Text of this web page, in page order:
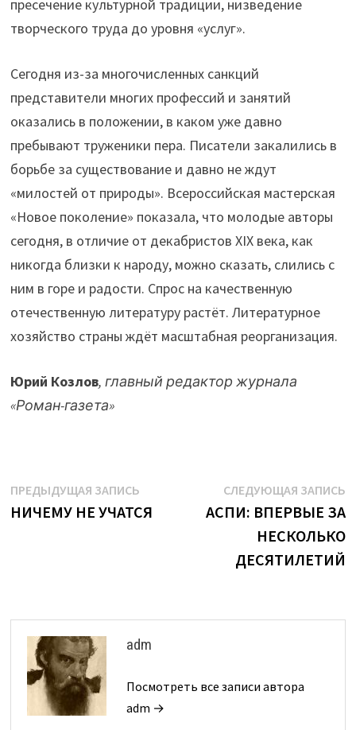
пресечение культурной традиции, низведение
творческого труда до уровня «услуг».
Сегодня из-за многочисленных санкций
представители многих профессий и занятий
оказались в положении, в каком уже давно
пребывают труженики пера. Писатели закалились в
борьбе за существование и давно не ждут
«милостей от природы». Всероссийская мастерская
«Новое поколение» показала, что молодые авторы
сегодня, в отличие от декабристов XIX века, как
никогда близки к народу, можно сказать, слились с
ним в горе и радости. Спрос на качественную
отечественную литературу растёт. Литературное
хозяйство страны ждёт масштабная реорганизация.
Юрий Козлов, главный редактор журнала
«Роман-газета»
Навигация
по
ПРЕДЫДУЩАЯ ЗАПИСЬПредыдущая
запись:
НИЧЕМУ НЕ УЧАТСЯ
СЛЕДУЮЩАЯ ЗАПИСЬ
АСПИ: ВПЕРВЫЕ ЗА
НЕСКОЛЬКО
ДЕСЯТИЛЕТИЙ
adm
Посмотреть все записи автора
adm →